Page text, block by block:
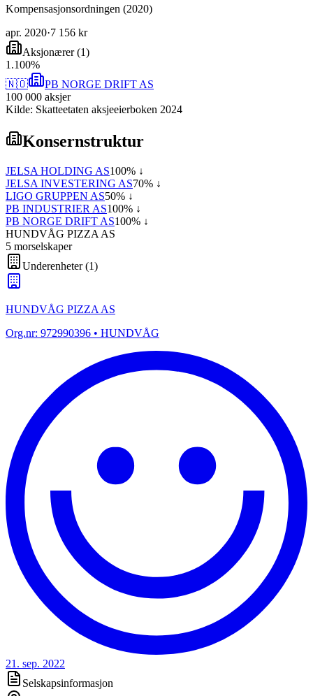
Kompensasjonsordningen (2020)
apr. 2020·7 156 kr
Aksjonærer(1)
1 .100%
🇳🇴
PB NORGE DRIFT AS
100 000 aksjer
Kilde: Skatteetaten aksjeeierboken 2024
Konsernstruktur
JELSA HOLDING AS100% ↓
JELSA INVESTERING AS70% ↓
LIGO GRUPPEN AS50% ↓
PB INDUSTRIER AS100% ↓
PB NORGE DRIFT AS100% ↓
HUNDVÅG PIZZA AS
5 morselskaper
Underenheter(1)
HUNDVÅG PIZZA AS
Org.nr: 972990396 • HUNDVÅG
21. sep. 2022
Selskapsinformasjon